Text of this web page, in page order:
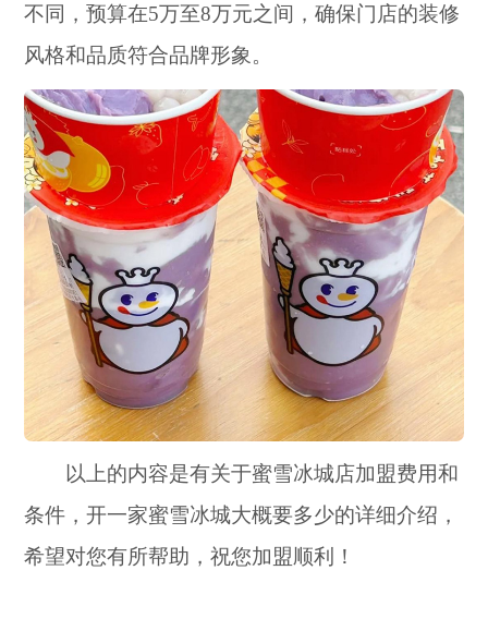
不同，预算在5万至8万元之间，确保门店的装修
风格和品质符合品牌形象。
以上的内容是有关于蜜雪冰城店加盟费用和
条件，开一家蜜雪冰城大概要多少的详细介绍，
希望对您有所帮助，祝您加盟顺利！